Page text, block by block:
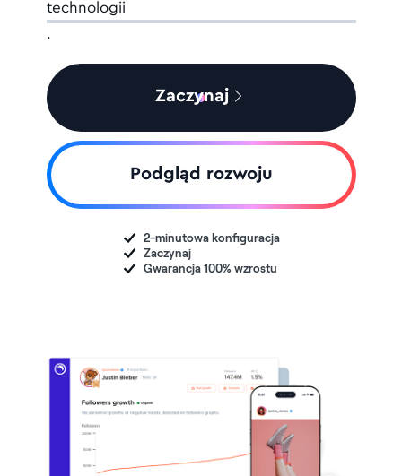
technologii
.
Zaczynaj
Podgląd rozwoju
2-minutowakonfiguracja
Zaczynaj
Gwarancja 100% wzrostu